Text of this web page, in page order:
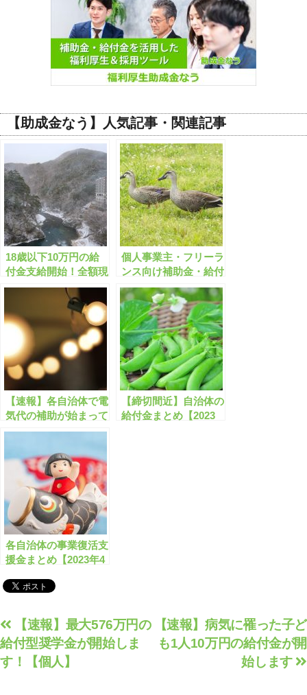
【助成金なう】人気記事・関連記事
18歳以下10万円の給
付金支給開始！全額現
金給付の自治体をご紹
介♪ マイナンバーカー
ドを保有する全国民に
も一律2万円+α
個人事業主・フリーラ
ンス向け補助金・給付
金まとめ 498件【2022
年秋版】
【速報】各自治体で電
気代の補助が始まって
います！
【締切間近】自治体の
給付金まとめ【2023
各自治体の事業復活支
援金まとめ【2023年4
投
稿
ナ
【速報】病気に罹った子ど
も1人10万円の給付金が開
始します
【速報】最大576万円の
給付型奨学金が開始しま
す！【個人】